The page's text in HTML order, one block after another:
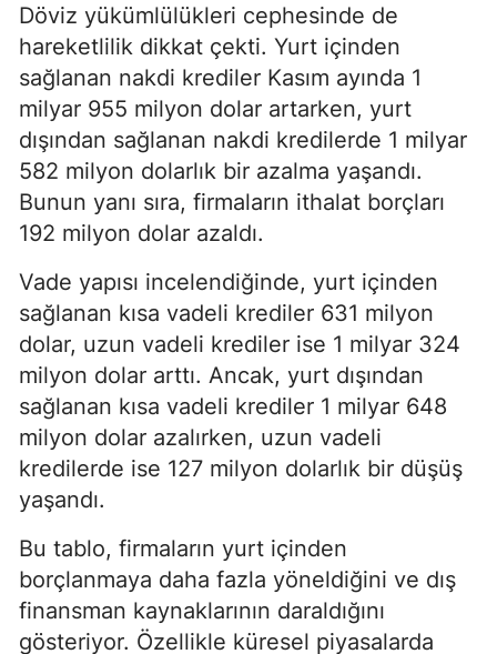
Döviz yükümlülükleri cephesinde de
hareketlilik dikkat çekti. Yurt içinden
sağlanan nakdi krediler Kasım ayında 1
milyar 955 milyon dolar artarken, yurt
dışından sağlanan nakdi kredilerde 1 milyar
582 milyon dolarlık bir azalma yaşandı.
Bunun yanı sıra, firmaların ithalat borçları
192 milyon dolar azaldı.
Vade yapısı incelendiğinde, yurt içinden
sağlanan kısa vadeli krediler 631 milyon
dolar, uzun vadeli krediler ise 1 milyar 324
milyon dolar arttı. Ancak, yurt dışından
sağlanan kısa vadeli krediler 1 milyar 648
milyon dolar azalırken, uzun vadeli
kredilerde ise 127 milyon dolarlık bir düşüş
yaşandı.
Bu tablo, firmaların yurt içinden
borçlanmaya daha fazla yöneldiğini ve dış
finansman kaynaklarının daraldığını
gösteriyor. Özellikle küresel piyasalarda